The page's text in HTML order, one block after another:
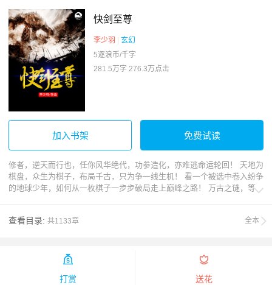
快剑至尊
李少羽
玄幻
5逐浪币/千字
281.5万字 276.3万点击
加入书架 免费试读
修者，逆天而行也，任你风华绝代，功参造化，亦难逃命运轮回！ 天地为
棋盘，众生为棋子，布局千古，只为争一线生机！ 看一个被选中卷入纷争
的地球少年，如何从一枚棋子一步步破局走上巅峰之路！ 万古之谜，等你

查看目录: 共1133章 全本

打赏

送花